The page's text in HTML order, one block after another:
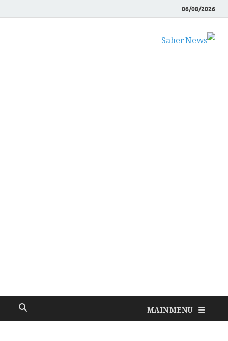
06/08/2026
MAIN MENU